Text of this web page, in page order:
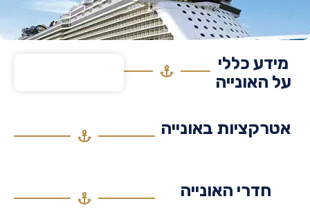
כללי
האונייה
באונייה
חדרי האונייה